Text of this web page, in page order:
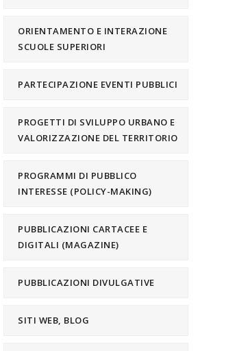
ORIENTAMENTO E INTERAZIONE
SCUOLE SUPERIORI
PARTECIPAZIONE EVENTI PUBBLICI
PROGETTI DI SVILUPPO URBANO E
VALORIZZAZIONE DEL TERRITORIO
PROGRAMMI DI PUBBLICO
INTERESSE (POLICY-MAKING)
PUBBLICAZIONI CARTACEE E
DIGITALI (MAGAZINE)
PUBBLICAZIONI DIVULGATIVE
SITI WEB, BLOG